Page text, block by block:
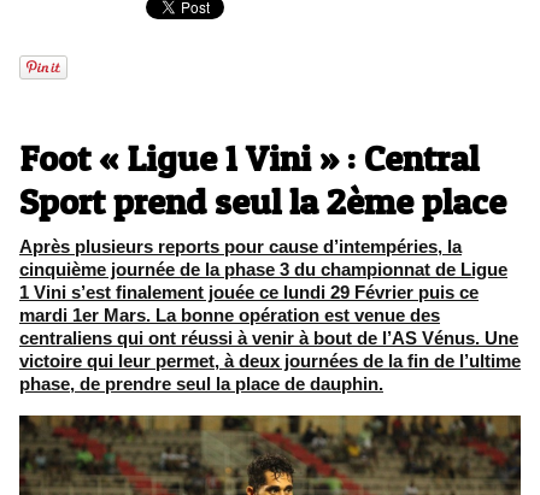
Foot « Ligue 1 Vini » : Central
Sport prend seul la 2ème place
Après plusieurs reports pour cause d’intempéries, la
cinquième journée de la phase 3 du championnat de Ligue
1 Vini s’est finalement jouée ce lundi 29 Février puis ce
mardi 1er Mars. La bonne opération est venue des
centraliens qui ont réussi à venir à bout de l’AS Vénus. Une
victoire qui leur permet, à deux journées de la fin de l’ultime
phase, de prendre seul la place de dauphin.